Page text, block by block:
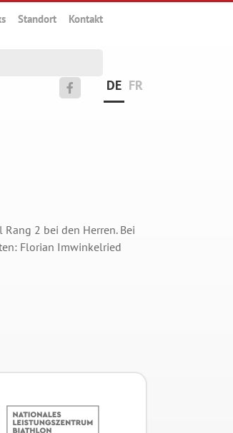
Standort Kontakt
DE FR

2 bei den Herren. Bei
Florian Imwinkelried